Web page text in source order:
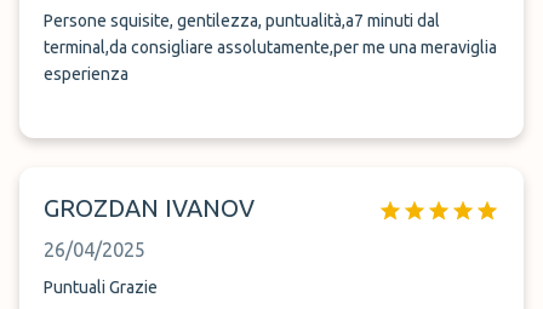
Persone squisite, gentilezza, puntualità,a7 minuti dal
terminal,da consigliare assolutamente,per me una meraviglia
esperienza
GROZDAN IVANOV
26/04/2025
Puntuali Grazie